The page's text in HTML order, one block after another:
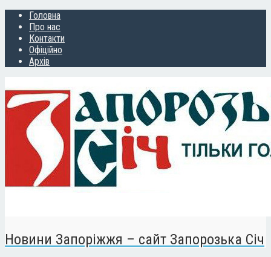
Головна
Про нас
Контакти
Офіційно
Архів
Новини Запоріжжя – сайт Запорозька Січ